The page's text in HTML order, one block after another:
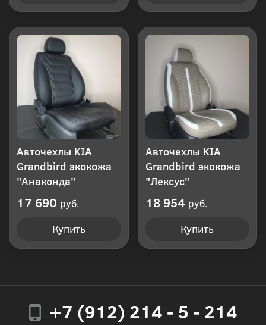
Авточехлы KIA
Grandbird экокожа
"Анаконда"
17 690 руб.
Купить
Авточехлы KIA
Grandbird экокожа
"Лексус"
18 954 руб.
Купить
+7 (912) 214 - 5 - 214